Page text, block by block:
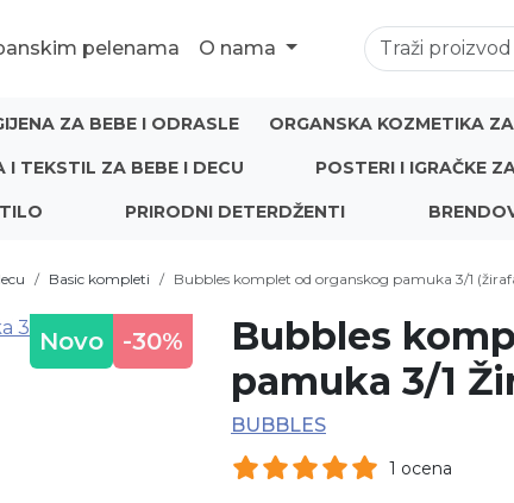
pelenama O nama
ZA BEBE I ODRASLE ORGANSKA KOZMETIKA
I TEKSTIL ZA BEBE I DECU POSTERI I IGRAČKE
PRIRODNI DETERDŽENTI
Basic kompleti Bubbles komplet od organskog pamuka 3/1
Novo -30%
Bubbles
pamuka 3/1
BUBBLES
1 ocena